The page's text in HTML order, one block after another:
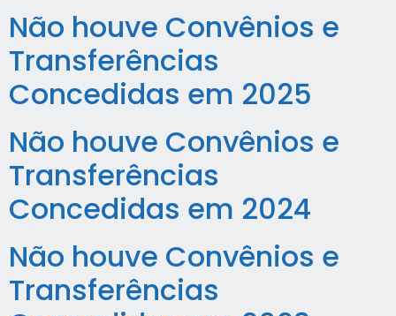
Não houve Convênios e
Transferências
Concedidas em 2025
Não houve Convênios e
Transferências
Concedidas em 2024
Não houve Convênios e
Transferências